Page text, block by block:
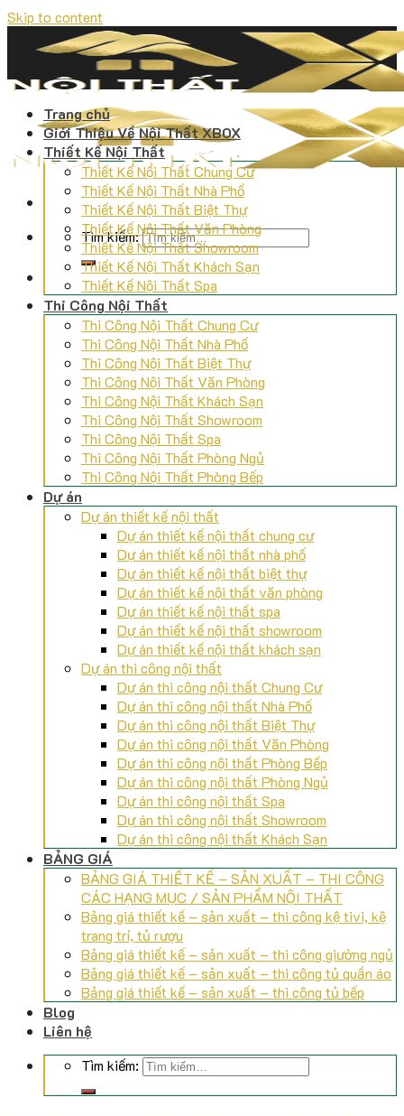
Skip to content
Tìm kiếm:
Trang chủ
Giới Thiệu Về Nội Thất XBOX
Thiết Kế Nội Thất
Thiết Kế Nội Thất Chung Cư
Thiết Kế Nội Thất Nhà Phố
Thiết Kế Nội Thất Biệt Thự
Thiết Kế Nội Thất Văn Phòng
Thiết Kế Nội Thất Showroom
Thiết Kế Nội Thất Khách Sạn
Thiết Kế Nội Thất Spa
Thi Công Nội Thất
Thi Công Nội Thất Chung Cư
Thi Công Nội Thất Nhà Phố
Thi Công Nội Thất Biệt Thự
Thi Công Nội Thất Văn Phòng
Thi Công Nội Thất Khách Sạn
Thi Công Nội Thất Showroom
Thi Công Nội Thất Spa
Thi Công Nội Thất Phòng Ngủ
Thi Công Nội Thất Phòng Bếp
Dự án
Dự án thiết kế nội thất
Dự án thiết kế nội thất chung cư
Dự án thiết kế nội thất nhà phố
Dự án thiết kế nội thất biệt thự
Dự án thiết kế nội thất văn phòng
Dự án thiết kế nội thất spa
Dự án thiết kế nội thất showroom
Dự án thiết kế nội thất khách sạn
Dự án thi công nội thất
Dự án thi công nội thất Chung Cư
Dự án thi công nội thất Nhà Phố
Dự án thi công nội thất Biệt Thự
Dự án thi công nội thất Văn Phòng
Dự án thi công nội thất Phòng Bếp
Dự án thi công nội thất Phòng Ngủ
Dự án thi công nội thất Spa
Dự án thi công nội thất Showroom
Dự án thi công nội thất Khách Sạn
BẢNG GIÁ
BẢNG GIÁ THIẾT KẾ – SẢN XUẤT – THI CÔNG
CÁC HẠNG MỤC / SẢN PHẨM NỘI THẤT
Bảng giá thiết kế – sản xuất – thi công kệ tivi, kệ
trang trí, tủ rượu
Bảng giá thiết kế – sản xuất – thi công giường ngủ
Bảng giá thiết kế – sản xuất – thi công tủ quần áo
Bảng giá thiết kế – sản xuất – thi công tủ bếp
Blog
Liên hệ
Tìm kiếm: